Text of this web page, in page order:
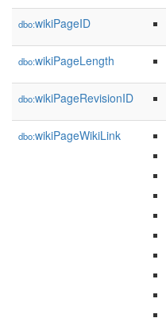
dbo:wikiPageID
dbo:wikiPageLength
dbo:wikiPageRevisionID
dbo:wikiPageWikiLink